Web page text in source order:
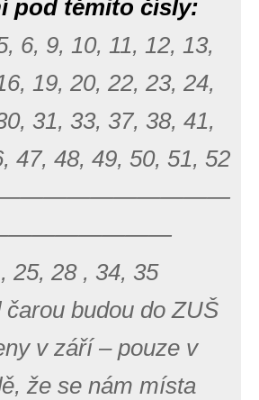
pod těmito čísly:
6, 9, 10, 11, 12, 13,
19, 20, 22, 23, 24,
31, 33, 37, 38, 41,
47, 48, 49, 50, 51, 52
25, 28 , 34, 35
čarou budou do ZUŠ
v září – pouze v
že se nám místa